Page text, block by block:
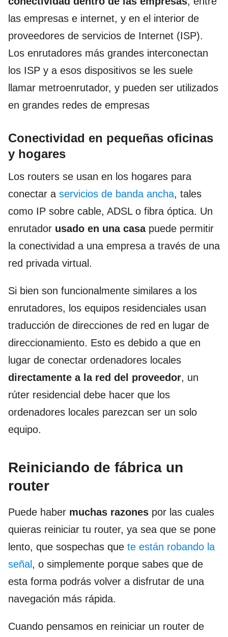
las empresas e internet, y en el interior de
proveedores de servicios de Internet (ISP).
Los enrutadores más grandes interconectan
los ISP y a esos dispositivos se les suele
llamar metroenrutador, y pueden ser utilizados
en grandes redes de empresas
Conectividad en pequeñas oficinas
y hogares
Los routers se usan en los hogares para
conectar a servicios de banda ancha, tales
como IP sobre cable, ADSL o fibra óptica. Un
enrutador usado en una casapuede permitir
la conectividad a una empresa a través de una
red privada virtual.
Si bien son funcionalmente similares a los
enrutadores, los equipos residenciales usan
traducción de direcciones de red en lugar de
direccionamiento. Esto es debido a que en
lugar de conectar ordenadores locales
directamente a la red del proveedor, un
rúter residencial debe hacer que los
ordenadores locales parezcan ser un solo
equipo.
Reiniciando de fábrica un
router
Puede haber muchas razones por las cuales
quieras reiniciar tu router, ya sea que se pone
lento, que sospechas que te están robando la
señal , o simplemente porque sabes que de
esta forma podrás volver a disfrutar de una
navegación más rápida.
Cuando pensamos en reiniciar un router de